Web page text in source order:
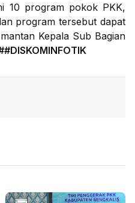
10 program pokok PKK,
program tersebut dapat
Kepala Sub Bagian